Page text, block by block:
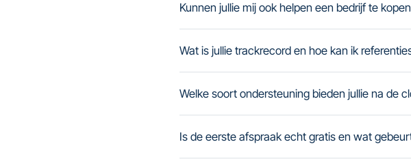
Kunnen jullie mij ook helpen een bedrijf te
Wat is jullie trackrecord en hoe kan ik
Welke soort ondersteuning bieden jullie na de
Is de eerste afspraak echt gratis en wat